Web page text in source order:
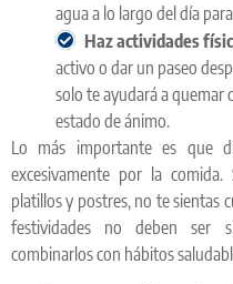
agua a lo largo del día
Haz actividades
activo o dar un paseo
solo te ayudará a quemar
estado de ánimo.
Lo más importante es que
excesivamente por la
platillos y postres, no te sientas
festividades no deben ser
combinarlos con hábitos